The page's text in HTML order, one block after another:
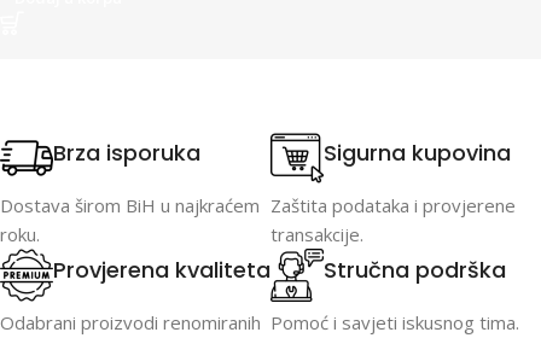
Brza isporuka
Dostava širom BiH u najkraćem
roku.
Sigurna kupovina
Zaštita podataka i provjerene
transakcije.
Provjerena kvaliteta
Odabrani proizvodi renomiranih
Stručna podrška
Pomoć i savjeti iskusnog tima.